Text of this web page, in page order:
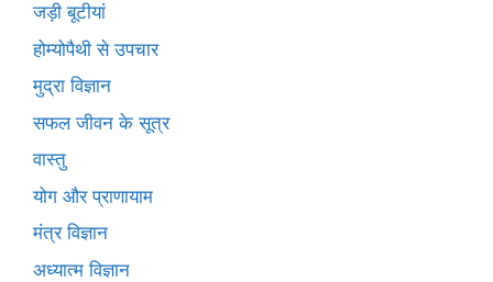
जड़ी बूटीयां
होम्योपैथी से उपचार
मुद्रा विज्ञान
सफल जीवन के सूत्र
वास्तु
योग और प्राणायाम
मंत्र विज्ञान
अध्यात्म विज्ञान